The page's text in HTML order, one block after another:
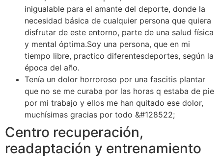
inigualable para el amante del deporte, donde la
necesidad básica de cualquier persona que quiera
disfrutar de este entorno, parte de una salud física
y mental óptima.Soy una persona, que en mi
tiempo libre, practico diferentesdeportes, según la
época del año.
Tenía un dolor horroroso por una fascitis plantar
que no se me curaba por las horas q estaba de pie
por mi trabajo y ellos me han quitado ese dolor,
muchísimas gracias por todo &#128522;
Centro recuperación,
readaptación y entrenamiento